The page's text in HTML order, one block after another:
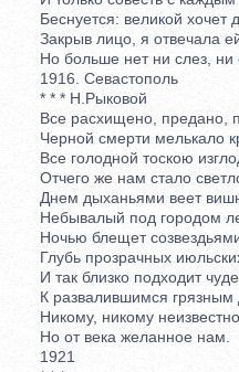
Беснуется: великой хочет
Закрыв лицо, я отвечала
Но больше нет ни слез, ни
1916. Севастополь
* * * Н.Рыковой
Все расхищено, предано,
Черной смерти мелькало
Все голодной тоскою
Отчего же нам стало
Днем дыханьями веет
Небывалый под городом
Ночью блещет
Глубь прозрачных
И так близко подходит
К развалившимся грязным
Никому, никому
Но от века желанное нам.
1921